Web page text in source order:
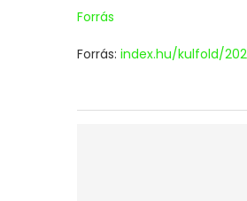
Forrás
Forrás: index.hu/kulfold/